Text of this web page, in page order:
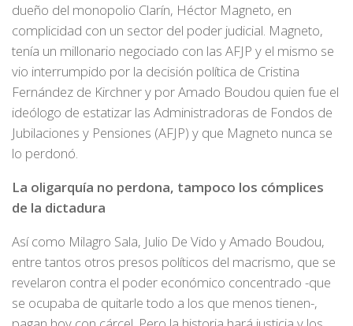
dueño del monopolio Clarín, Héctor Magneto, en
complicidad con un sector del poder judicial. Magneto,
tenía un millonario negociado con las AFJP y el mismo se
vio interrumpido por la decisión política de Cristina
Fernández de Kirchner y por Amado Boudou quien fue el
ideólogo de estatizar las Administradoras de Fondos de
Jubilaciones y Pensiones (AFJP) y que Magneto nunca se
lo perdonó.
La oligarquía no perdona, tampoco los cómplices
de la dictadura
Así como Milagro Sala, Julio De Vido y Amado Boudou,
entre tantos otros presos políticos del macrismo, que se
revelaron contra el poder económico concentrado -que
se ocupaba de quitarle todo a los que menos tienen-,